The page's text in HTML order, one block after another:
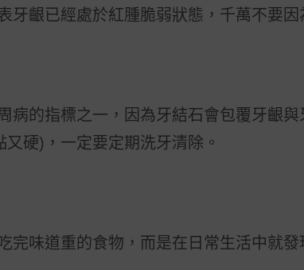
牙齦已經處於紅腫脆弱狀態，千萬不要
病的指標之一，因為牙結石會包覆牙齦
又硬) ，一定要定期洗牙清除。
完味道重的食物，而是在日常生活中就